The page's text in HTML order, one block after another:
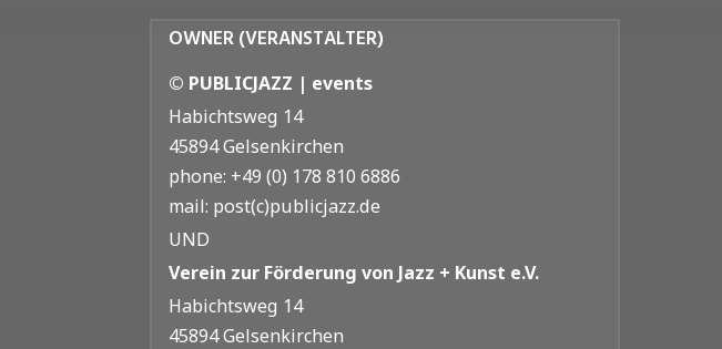
OWNER (VERANSTALTER)
© PUBLICJAZZ | events
Habichtsweg 14
45894 Gelsenkirchen
phone: +49 (0) 178 810 6886
mail: post(c)publicjazz.de
UND
Verein zur Förderung von Jazz + Kunst e.V.
Habichtsweg 14
45894 Gelsenkirchen